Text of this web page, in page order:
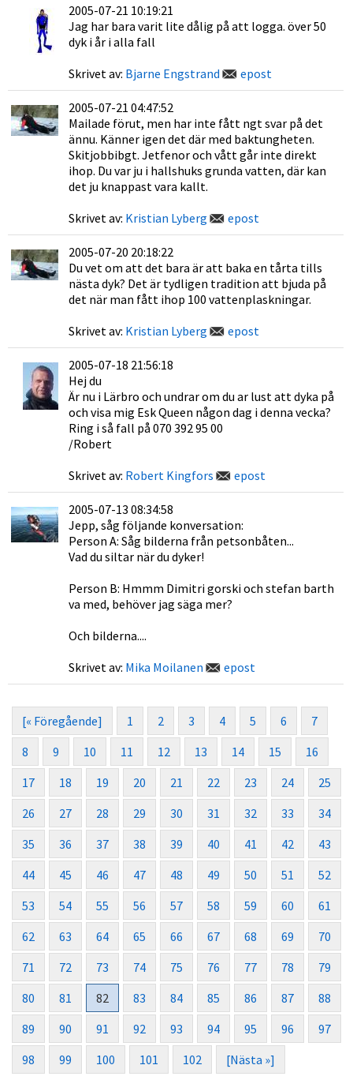
2005-07-21 10:19:21
Jag har bara varit lite dålig på att logga. över 50
dyk i år i alla fall
Skrivet av: Bjarne Engstrand epost
2005-07-21 04:47:52
Mailade förut, men har inte fått ngt svar på det
ännu. Känner igen det där med baktungheten.
Skitjobbibgt. Jetfenor och vått går inte direkt
ihop. Du var ju i hallshuks grunda vatten, där kan
det ju knappast vara kallt.
Skrivet av: Kristian Lyberg epost
2005-07-20 20:18:22
Du vet om att det bara är att baka en tårta tills
nästa dyk? Det är tydligen tradition att bjuda på
det när man fått ihop 100 vattenplaskningar.
Skrivet av: Kristian Lyberg epost
2005-07-18 21:56:18
Hej du
Är nu i Lärbro och undrar om du ar lust att dyka på
och visa mig Esk Queen någon dag i denna vecka?
Ring i så fall på 070 392 95 00
/Robert
Skrivet av: Robert Kingfors epost
2005-07-13 08:34:58
Jepp, såg följande konversation:
Person A: Såg bilderna från petsonbåten...
Vad du siltar när du dyker!
Person B: Hmmm Dimitri gorski och stefan barth
va med, behöver jag säga mer?
Och bilderna....
Skrivet av: Mika Moilanen epost
[« Föregående] 1 2 3 4 5 6
7
8
9 10 11 12 13 14 15
16
17
18 19 20 21 22 23 24
25
26
27 28 29 30 31 32 33
34
35
36 37 38 39 40 41 42
43
44
45 46 47 48 49 50 51
52
53
54 55 56 57 58 59 60
61
62
63 64 65 66 67 68 69
70
71
72 73 74 75 76 77 78
79
80
81 82 83 84 85 86 87
88
89
90 91 92 93 94 95 96
97
98
99 100 101 102 [Nästa »]